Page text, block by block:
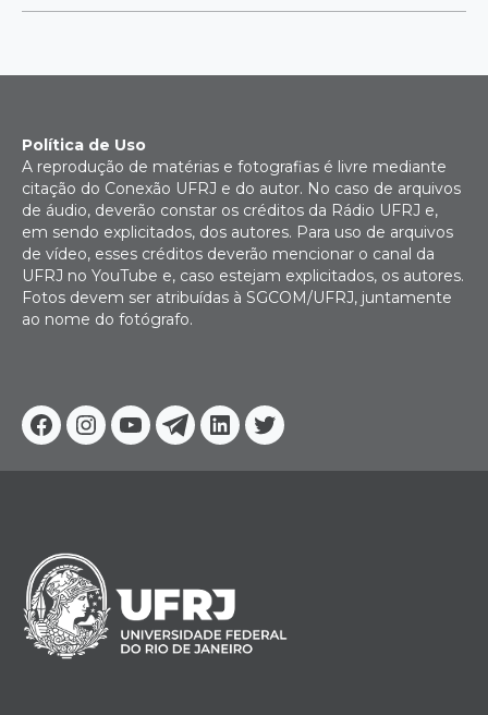
Facebook
Instagram
YoutubeTelegram
Linkedin
Twitter
Política de Uso
A reprodução de matérias e fotografias é livre mediante
citação do Conexão UFRJ e do autor. No caso de arquivos
de áudio, deverão constar os créditos da Rádio UFRJ e,
em sendo explicitados, dos autores. Para uso de arquivos
de vídeo, esses créditos deverão mencionar o canal da
UFRJ no YouTube e, caso estejam explicitados, os autores.
Fotos devem ser atribuídas à SGCOM/UFRJ, juntamente
ao nome do fotógrafo.